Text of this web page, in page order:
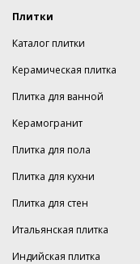
Плитки
Каталог плитки
Керамическая плитка
Плитка для ванной
Керамогранит
Плитка для пола
Плитка для кухни
Плитка для стен
Итальянская плитка
Индийская плитка